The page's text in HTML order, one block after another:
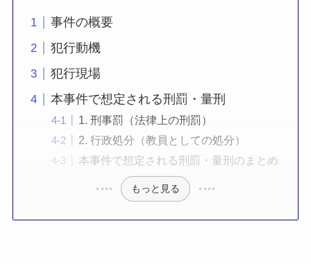
事件の概要
犯行動機
犯行現場
本事件で想定される刑罰・量刑
1. 刑事罰（法律上の刑罰）
2. 行政処分（教員としての処分）
本事件で想定される刑罰・量刑のまとめ
もっと見る